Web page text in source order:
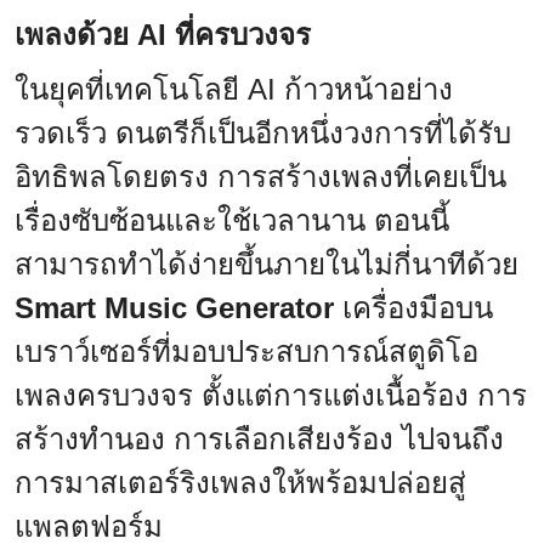
เพลงด้วย AI ที่ครบวงจร
ในยุคที่เทคโนโลยี AI ก้าวหน้าอย่าง
รวดเร็ว ดนตรีก็เป็นอีกหนึ่งวงการที่ได้รับ
อิทธิพลโดยตรง การสร้างเพลงที่เคยเป็น
เรื่องซับซ้อนและใช้เวลานาน ตอนนี้
สามารถทำได้ง่ายขึ้นภายในไม่กี่นาทีด้วย
Smart Music Generator เครื่องมือบน
เบราว์เซอร์ที่มอบประสบการณ์สตูดิโอ
เพลงครบวงจร ตั้งแต่การแต่งเนื้อร้อง การ
สร้างทำนอง การเลือกเสียงร้อง ไปจนถึง
การมาสเตอร์ริงเพลงให้พร้อมปล่อยสู่
แพลตฟอร์ม